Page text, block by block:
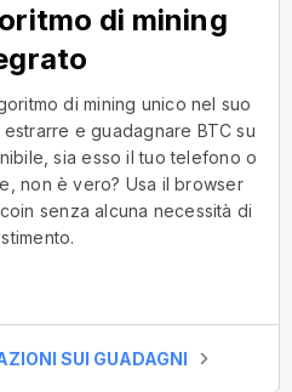
di mining
di mining unico nel suo
e guadagnare BTC su
sia esso il tuo telefono o
non è vero? Usa il browser
senza alcuna necessità di
SUI GUADAGNI